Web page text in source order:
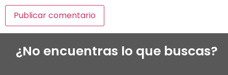
¿No encuentras lo que buscas?